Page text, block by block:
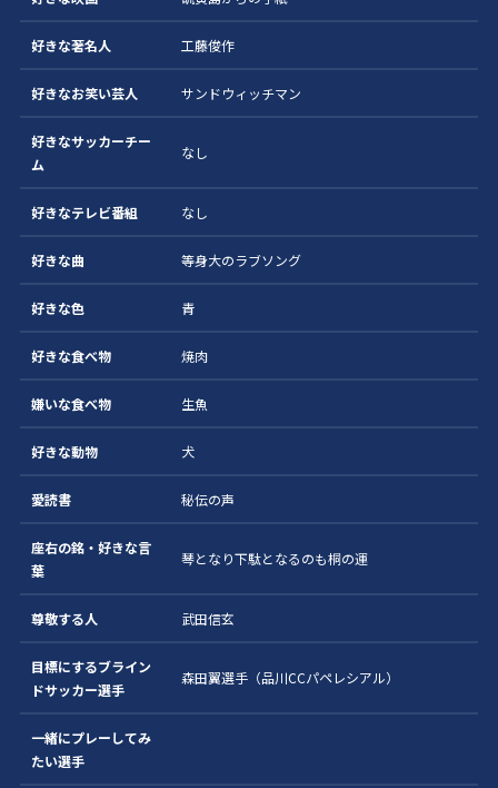
好きな著名人 工藤俊作
好きなお笑い芸人 サンドウィッチマン
好きなサッカーチー
ム
なし
好きなテレビ番組 なし
好きな曲 等身大のラブソング
好きな色 青
好きな食べ物 焼肉
嫌いな食べ物 生魚
好きな動物 犬
愛読書 秘伝の声
座右の銘・好きな言
葉
琴となり下駄となるのも桐の運
尊敬する人 武田信玄
目標にするブライン
ドサッカー選手
森田翼選手（品川CCパペレシアル）
一緒にプレーしてみ
たい選手